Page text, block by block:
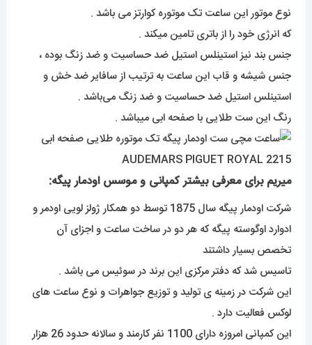
نوع موتور این ساعت تک موتوره کوارتز می باشد .
که انرژی خود را از باتری تامین میکند .
جنس بند نیز استینلس استیل ضد حساسیت و ضد زنگ بوده ،
جنس شیشه و قاب این ساعت به ترتیب از سافایر ضد خش و
استینلس استیل ضد حساسیت و ضد زنگ می‌باشد .
رنگ این ست طلایی با صفحه ابی میباشد .
میریم برای معرفی بیشتر کمپانی و موسس اودمار پیگه:
شرکت اودمار پیگه سال 1875 توسط دو همکار ژولز لویی اودمر و
ادوارد اوگوسته پیگه که هر دو در ساخت ساعت و اجزای آن
تخصص بسیار داشتند
تاسیس شد که دفتر مرکزی این برند در سوئیس می باشد .
این شرکت در زمینه ی تولید و توزیع جواهرات و نوع ساعت های
لوکس فعالیت دارد .
این کمپانی امروزه دارای 1100 نفر کارمند و سالانه حدود 26 هزار